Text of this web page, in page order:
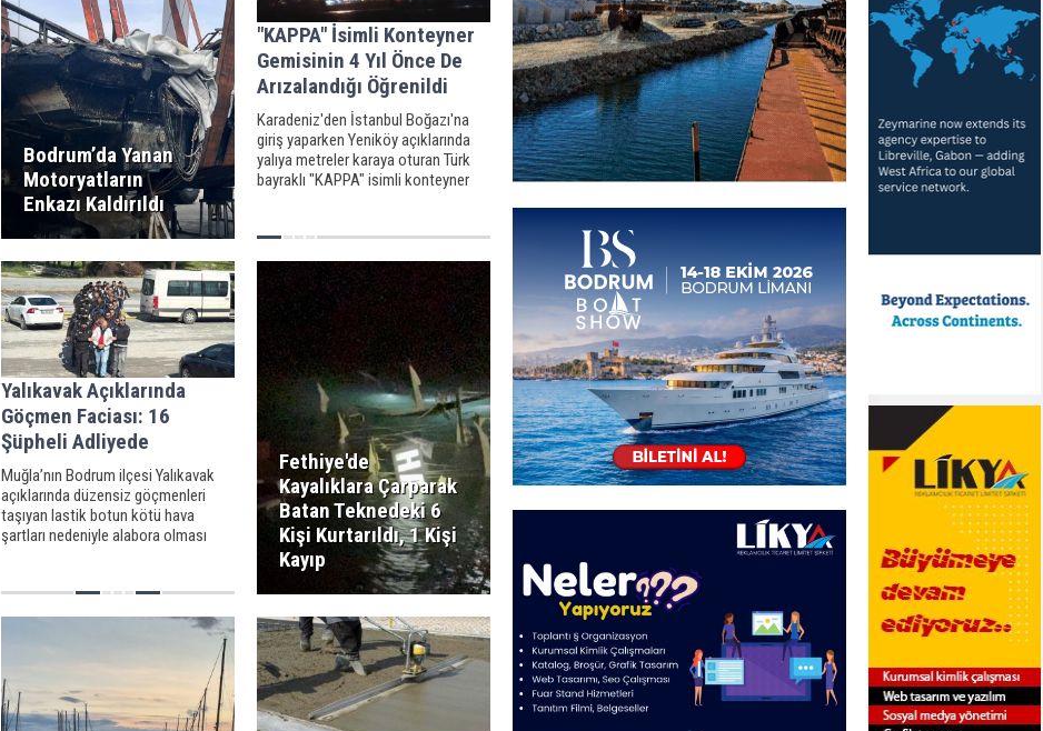
Bodrum’da Yanan
Motoryatların
Enkazı Kaldırıldı
"KAPPA" İsimli Konteyner
Gemisinin 4 Yıl Önce De
Arızalandığı Öğrenildi
Karadeniz'den İstanbul Boğazı'na
giriş yaparken Yeniköy açıklarında
yalıya metreler karaya oturan Türk
bayraklı "KAPPA" isimli konteyner
Yalıkavak Açıklarında
Göçmen Faciası: 16
Şüpheli Adliyede
Muğla’nın Bodrum ilçesi Yalıkavak
açıklarında düzensiz göçmenleri
taşıyan lastik botun kötü hava
şartları nedeniyle alabora olması
Fethiye'de
Kayalıklara Çarparak
Batan Teknedeki 6
Kişi Kurtarıldı, 1 Kişi
Kayıp